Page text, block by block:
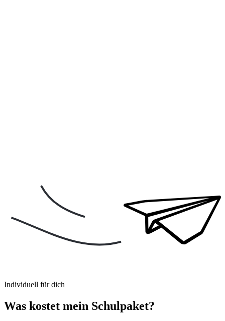
Individuell für dich
Was kostet mein Schulpaket?